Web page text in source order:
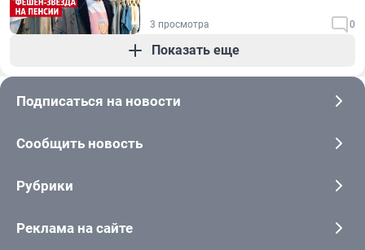
3 просмотра 0
Показать еще
Подписаться на новости
Сообщить новость
Рубрики
Реклама на сайте